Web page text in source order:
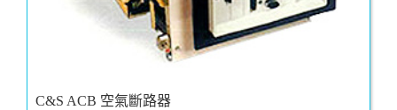
C&S ACB 空氣斷路器